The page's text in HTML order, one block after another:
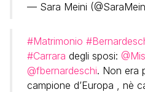
— Sara Meini
#Matrimonio
#Carrara degli sposi:
@fbernardeschi. Non era
campione d’Europa , nè